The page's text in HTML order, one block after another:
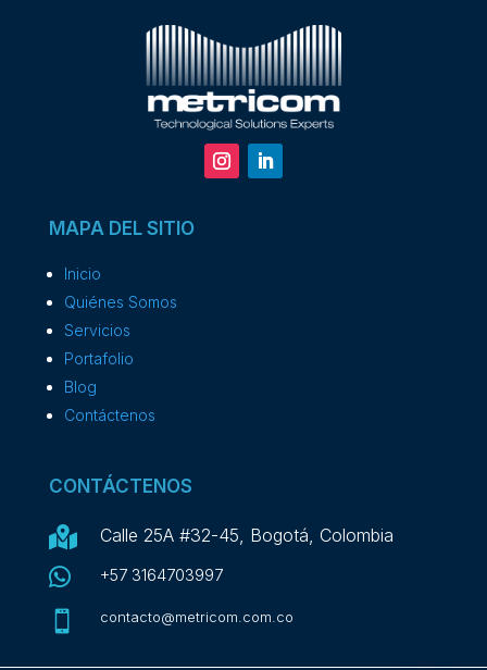
MAPA DEL SITIO
Inicio
Quiénes Somos
Servicios
Portafolio
Blog
Contáctenos
CONTÁCTENOS
 Calle 25A #32-45, Bogotá, Colombia
 +57 3164703997
 contacto@metricom.com.co